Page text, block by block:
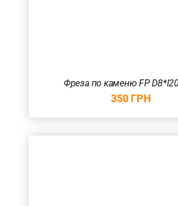
Фреза по каменю FP
350 ГРН